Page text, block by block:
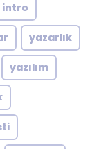
intro
yazarlık
yazılım